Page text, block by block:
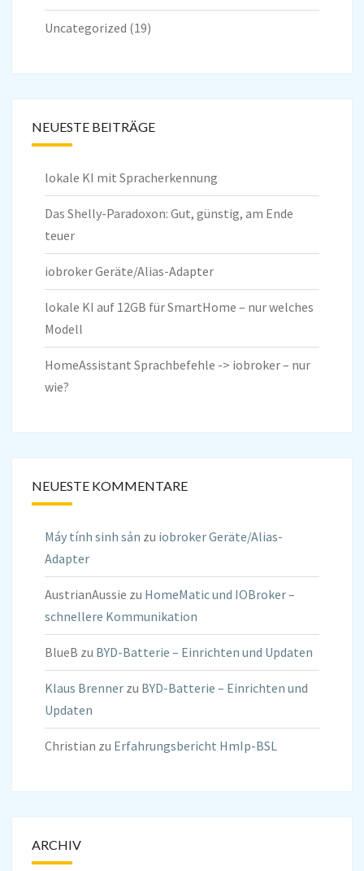
Uncategorized (19)
NEUESTE BEITRÄGE
lokale KI mit Spracherkennung
Das Shelly-Paradoxon: Gut, günstig, am Ende
teuer
iobroker Geräte/Alias-Adapter
lokale KI auf 12GB für SmartHome – nur welches
Modell
HomeAssistant Sprachbefehle -> iobroker – nur
wie?
NEUESTE KOMMENTARE
Máy tính sinh sản zu iobroker Geräte/Alias-
Adapter
AustrianAussie zu HomeMatic und IOBroker –
schnellere Kommunikation
BlueB zu BYD-Batterie – Einrichten und Updaten
Klaus Brenner zu BYD-Batterie – Einrichten und
Updaten
Christian zu Erfahrungsbericht HmIp-BSL
ARCHIV